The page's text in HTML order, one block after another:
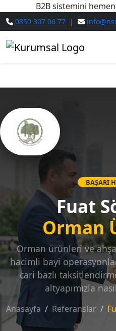
B2B sistemini
0850 307 06 77 |
BAŞARI
Fuat
Orman
Orman ürünleri ve
hacimli bayi
cari bazlı
altyapımızla
Anasayfa Referanslar